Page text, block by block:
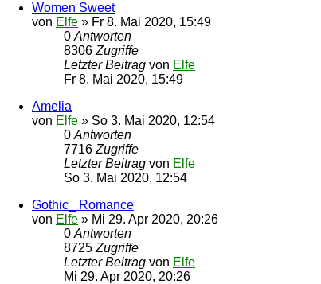
Women Sweet
von Elfe » Fr 8. Mai 2020, 15:49
0 Antworten
8306 Zugriffe
Letzter Beitrag von Elfe
Fr 8. Mai 2020, 15:49
Amelia
von Elfe » So 3. Mai 2020, 12:54
0 Antworten
7716 Zugriffe
Letzter Beitrag von Elfe
So 3. Mai 2020, 12:54
Gothic_ Romance
von Elfe » Mi 29. Apr 2020, 20:26
0 Antworten
8725 Zugriffe
Letzter Beitrag von Elfe
Mi 29. Apr 2020, 20:26